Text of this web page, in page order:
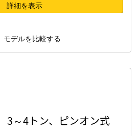
詳細を表示
モデルを比較する
3～4トン、ピンオン式